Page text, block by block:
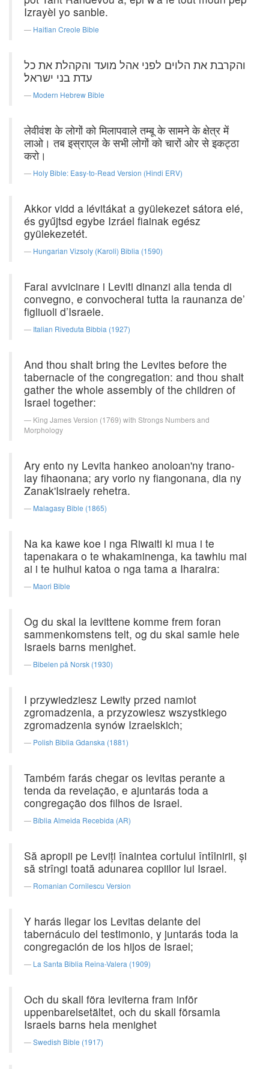
Izrayèl yo sanble.
Haitian Creole Bible
והקרבת את הלוים לפני אהל מועד והקהלת את כל
עדת בני ישראל׃
Modern Hebrew Bible
लेवीवंश के लोगों को मिलापवाले तम्बू के सामने के क्षेत्र में
लाओ। तब इस्राएल के सभी लोगों को चारों ओर से इकट्ठा
करो।
Holy Bible: Easy-to-Read Version (Hindi ERV)
Akkor vidd a lévitákat a gyülekezet sátora elé,
és gyűjtsd egybe Izráel fiainak egész
gyülekezetét.
Hungarian Vizsoly (Karoli) Biblia (1590)
Farai avvicinare i Leviti dinanzi alla tenda di
convegno, e convocherai tutta la raunanza de’
figliuoli d’Israele.
Italian Riveduta Bibbia (1927)
And thou shalt bring the Levites before the
tabernacle of the congregation: and thou shalt
gather the whole assembly of the children of
Israel together:
King James Version (1769) with Strongs Numbers and
Morphology
Ary ento ny Levita hankeo anoloan'ny trano-
lay fihaonana; ary vorio ny fiangonana, dia ny
Zanak'Isiraely rehetra.
Malagasy Bible (1865)
Na ka kawe koe i nga Riwaiti ki mua i te
tapenakara o te whakaminenga, ka tawhiu mai
ai i te huihui katoa o nga tama a Iharaira:
Maori Bible
Og du skal la levittene komme frem foran
sammenkomstens telt, og du skal samle hele
Israels barns menighet.
Bibelen på Norsk (1930)
I przywiedziesz Lewity przed namiot
zgromadzenia, a przyzowiesz wszystkiego
zgromadzenia synów Izraelskich;
Polish Biblia Gdanska (1881)
Também farás chegar os levitas perante a
tenda da revelação, e ajuntarás toda a
congregação dos filhos de Israel.
Bíblia Almeida Recebida (AR)
Să apropii pe Leviţi înaintea cortului întîlnirii, şi
să strîngi toată adunarea copiilor lui Israel.
Romanian Cornilescu Version
Y harás llegar los Levitas delante del
tabernáculo del testimonio, y juntarás toda la
congregación de los hijos de Israel;
La Santa Biblia Reina-Valera (1909)
Och du skall föra leviterna fram inför
uppenbarelsetältet, och du skall församla
Israels barns hela menighet
Swedish Bible (1917)